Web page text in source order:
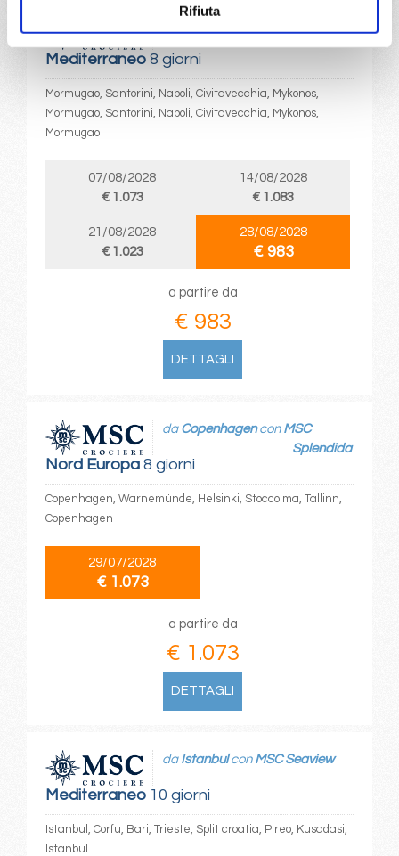
Rifiuta
Mediterraneo8 giorni
Mormugao, Santorini, Napoli, Civitavecchia, Mykonos,
Mormugao, Santorini, Napoli, Civitavecchia, Mykonos,
Mormugao
07/08/2028
€ 1.073
14/08/2028
€ 1.083
21/08/2028
€ 1.023
28/08/2028
€ 983
a partire da
€ 983
DETTAGLI
Nord Europa8 giorni
da Copenhagencon MSC
Splendida
Copenhagen, Warnemünde, Helsinki, Stoccolma, Tallinn,
Copenhagen
29/07/2028
€ 1.073
a partire da
€ 1.073
DETTAGLI
Mediterraneo10 giorni
da Istanbulcon MSC Seaview
Istanbul, Corfu, Bari, Trieste, Split croatia, Pireo, Kusadasi,
Istanbul